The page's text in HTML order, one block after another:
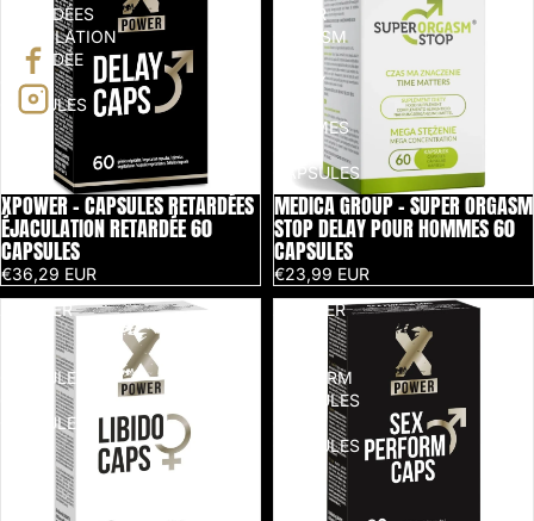
RETARDÉES
ÉJACULATION
RETARDÉE
60
CAPSULES
XPOWER - CAPSULES RETARDÉES
ÉJACULATION RETARDÉE 60
CAPSULES
€36,29 EUR
SUPER
ORGASM
DELAY
HOMMES
CAPSULES
MEDICA GROUP - SUPER ORGASM
STOP DELAY POUR HOMMES 60
CAPSULES
€23,99 EUR
XPOWER
CAPSULES
CAPSULES
XPOWER
PERFORM
CAPSULES
CAPSULES